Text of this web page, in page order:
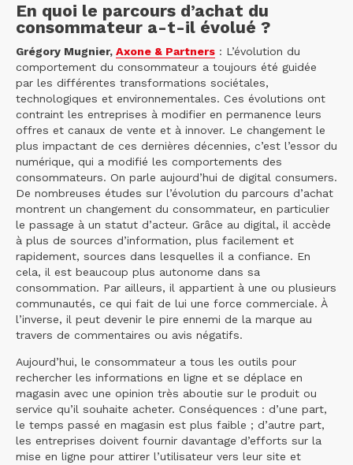
En quoi le parcours d’achat du
consommateur a-t-il évolué ?
Grégory Mugnier, Axone & Partners : L’évolution du
comportement du consommateur a toujours été guidée
par les différentes transformations sociétales,
technologiques et environnementales. Ces évolutions ont
contraint les entreprises à modifier en permanence leurs
offres et canaux de vente et à innover. Le changement le
plus impactant de ces dernières décennies, c’est l’essor du
numérique, qui a modifié les comportements des
consommateurs. On parle aujourd’hui de digital consumers.
De nombreuses études sur l’évolution du parcours d’achat
montrent un changement du consommateur, en particulier
le passage à un statut d’acteur. Grâce au digital, il accède
à plus de sources d’information, plus facilement et
rapidement, sources dans lesquelles il a confiance. En
cela, il est beaucoup plus autonome dans sa
consommation. Par ailleurs, il appartient à une ou plusieurs
communautés, ce qui fait de lui une force commerciale. À
l’inverse, il peut devenir le pire ennemi de la marque au
travers de commentaires ou avis négatifs.
Aujourd’hui, le consommateur a tous les outils pour
rechercher les informations en ligne et se déplace en
magasin avec une opinion très aboutie sur le produit ou
service qu’il souhaite acheter. Conséquences : d’une part,
le temps passé en magasin est plus faible ; d’autre part,
les entreprises doivent fournir davantage d’efforts sur la
mise en ligne pour attirer l’utilisateur vers leur site et